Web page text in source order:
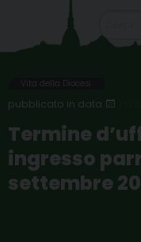
Vita della Diocesi
Termine
ingresso
settembre